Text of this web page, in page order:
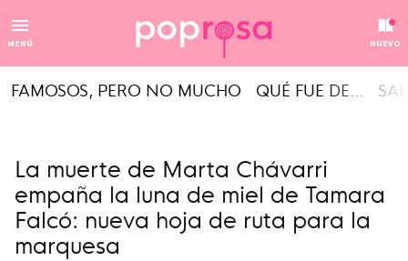
MENÚ NUEVO
FAMOSOS, PERO NO MUCHO QUÉ FUE DE...
La muerte de Marta Chávarri
empaña la luna de miel de Tamara
Falcó: nueva hoja de ruta para la
marquesa